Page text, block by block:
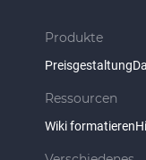
Produkte
Preisgestaltung
Ressourcen
Wiki formatieren